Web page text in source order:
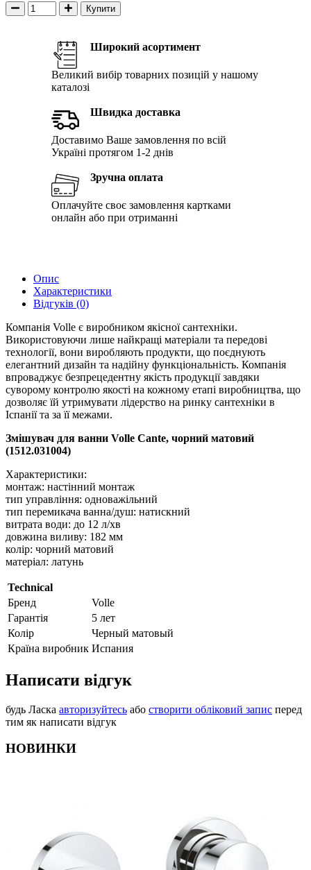
Купити
Широкий асортимент
Великий вибір товарних позицій у нашому
каталозі
Швидка доставка
Доставимо Ваше замовлення по всій
Україні протягом 1-2 днів
Зручна оплата
Оплачуйте своє замовлення картками
онлайн або при отриманні
Опис
Характеристики
Відгуків (0)
Компанія Volle є виробником якісної сантехніки.
Використовуючи лише найкращі матеріали та передові
технології, вони виробляють продукти, що поєднують
елегантний дизайн та надійну функціональність. Компанія
впроваджує безпрецедентну якість продукції завдяки
суворому контролю якості на кожному етапі виробництва, що
дозволяє їй утримувати лідерство на ринку сантехніки в
Іспанії та за її межами.
Змішувач для ванни Volle Cante, чорний матовий
(1512.031004)
Характеристики:
монтаж: настінний монтаж
тип управління: одноважільний
тип перемикача ванна/душ: натискний
витрата води: до 12 л/хв
довжина виливу: 182 мм
колір: чорний матовий
матеріал: латунь
Technical
Бренд
Volle
Гарантія
5 лет
Колір
Черный матовый
Країна виробник Испания
Написати відгук
будь Ласка авторизуйтесь або створити обліковий запис перед
тим як написати відгук
НОВИНКИ